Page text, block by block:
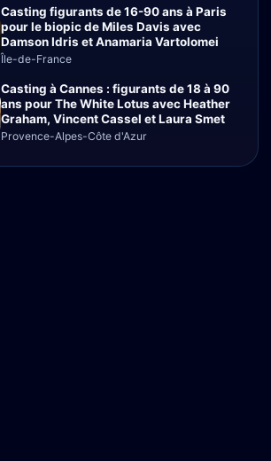
Casting figurants de 16-90 ans à Paris
pour le biopic de Miles Davis avec
Damson Idris et Anamaria Vartolomei
Île-de-France
Casting à Cannes : figurants de 18 à 90
ans pour The White Lotus avec Heather
Graham, Vincent Cassel et Laura Smet
Provence-Alpes-Côte d'Azur